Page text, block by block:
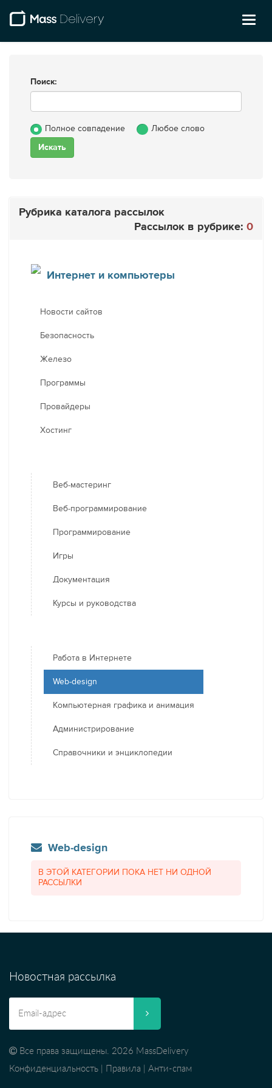
Поиск:
Полное совпадение Любое слово
Рубрика каталога рассылок
Рассылок в рубрике: 0
Интернет и компьютеры
Новости сайтов
Безопасность
Железо
Программы
Провайдеры
Хостинг
Веб-мастеринг
Веб-программирование
Программирование
Игры
Документация
Курсы и руководства
Работа в Интернете
Web-design
Компьютерная графика и анимация
Администрирование
Справочники и энциклопедии
Web-design
В ЭТОЙ КАТЕГОРИИ ПОКА НЕТ НИ ОДНОЙ
РАССЫЛКИ
Новостная рассылка
Все права защищены. 2026 MassDelivery
Конфиденциальность
Правила Анти-спам